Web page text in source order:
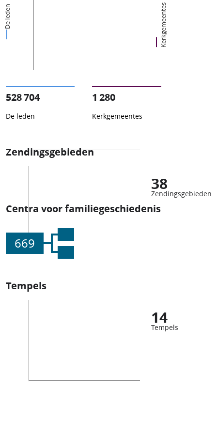
De leden Kerkgemeentes
528 704
De leden
1 280
Kerkgemeentes
Zendingsgebieden
38
Zendingsgebieden
Centra voor familiegeschiedenis
669
Tempels
14
Tempels